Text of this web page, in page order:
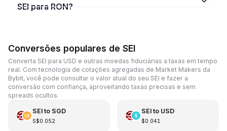
SEI para RON?
Conversões populares de SEI
Converta SEI para USD e outras moedas fiduciárias a taxas em tempo
real. Com tecnologia de cotações agregadas de Market Makers da
Bybit, você pode consultar o valor atual do seu SEI e fazer a
conversão com confiança, aproveitando taxas precisas e sem
spreads ocultos.
SEIto SGD
S$0.052
SEIto USD
$0.041